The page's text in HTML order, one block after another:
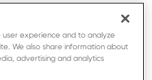
you maintain full control
enabling you to
and
your estate at all times.
user experience and to analyze
We also share information about
advertising and analytics